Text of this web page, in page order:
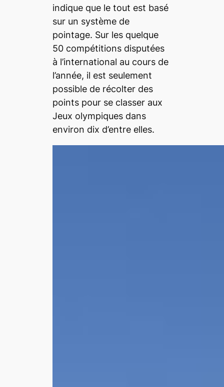
indique que le tout est basé
sur un système de
pointage. Sur les quelque
50 compétitions disputées
à l’international au cours de
l’année, il est seulement
possible de récolter des
points pour se classer aux
Jeux olympiques dans
environ dix d’entre elles.